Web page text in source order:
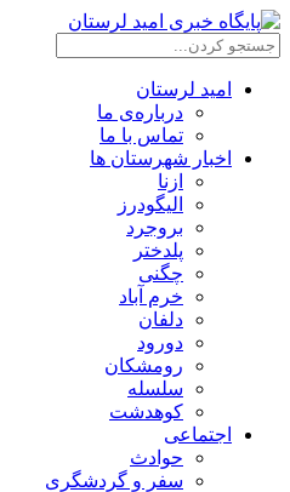
امید لرستان
درباره‌ی ما
تماس با ما
اخبار شهرستان ها
ازنا
الیگودرز
بروجرد
پلدختر
چگنی
خرم آباد
دلفان
دورود
رومشکان
سلسله
کوهدشت
اجتماعی
حوادث
سفر و گردشگری